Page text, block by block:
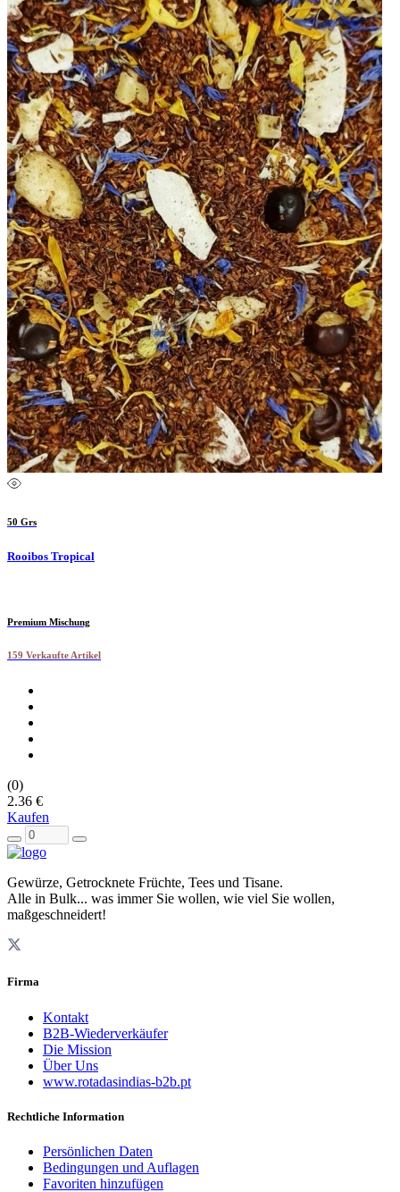
50 Grs
Rooibos Tropical
Premium Mischung
159 Verkaufte Artikel
(0)
2.36 €
Kaufen
Gewürze, Getrocknete Früchte, Tees und Tisane.
Alle in Bulk... was immer Sie wollen, wie viel Sie wollen,
maßgeschneidert!
Firma
Kontakt
B2B-Wiederverkäufer
Die Mission
Über Uns
www.rotadasindias-b2b.pt
Rechtliche Information
Persönlichen Daten
Bedingungen und Auflagen
Favoriten hinzufügen